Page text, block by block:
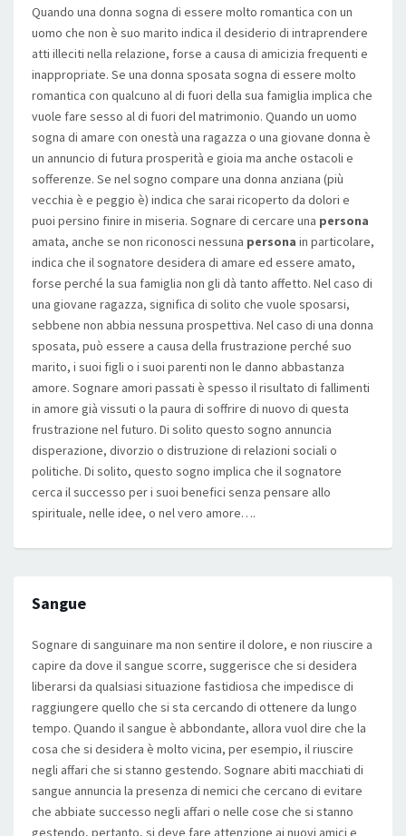
Quando una donna sogna di essere molto romantica con un
uomo che non è suo marito indica il desiderio di intraprendere
atti illeciti nella relazione, forse a causa di amicizia frequenti e
inappropriate. Se una donna sposata sogna di essere molto
romantica con qualcuno al di fuori della sua famiglia implica che
vuole fare sesso al di fuori del matrimonio. Quando un uomo
sogna di amare con onestà una ragazza o una giovane donna è
un annuncio di futura prosperità e gioia ma anche ostacoli e
sofferenze. Se nel sogno compare una donna anziana (più
vecchia è e peggio è) indica che sarai ricoperto da dolori e
puoi persino finire in miseria. Sognare di cercare una persona
amata, anche se non riconosci nessuna persona in particolare,
indica che il sognatore desidera di amare ed essere amato,
forse perché la sua famiglia non gli dà tanto affetto. Nel caso di
una giovane ragazza, significa di solito che vuole sposarsi,
sebbene non abbia nessuna prospettiva. Nel caso di una donna
sposata, può essere a causa della frustrazione perché suo
marito, i suoi figli o i suoi parenti non le danno abbastanza
amore. Sognare amori passati è spesso il risultato di fallimenti
in amore già vissuti o la paura di soffrire di nuovo di questa
frustrazione nel futuro. Di solito questo sogno annuncia
disperazione, divorzio o distruzione di relazioni sociali o
politiche. Di solito, questo sogno implica che il sognatore
cerca il successo per i suoi benefici senza pensare allo
spirituale, nelle idee, o nel vero amore….
Sangue
Sognare di sanguinare ma non sentire il dolore, e non riuscire a
capire da dove il sangue scorre, suggerisce che si desidera
liberarsi da qualsiasi situazione fastidiosa che impedisce di
raggiungere quello che si sta cercando di ottenere da lungo
tempo. Quando il sangue è abbondante, allora vuol dire che la
cosa che si desidera è molto vicina, per esempio, il riuscire
negli affari che si stanno gestendo. Sognare abiti macchiati di
sangue annuncia la presenza di nemici che cercano di evitare
che abbiate successo negli affari o nelle cose che si stanno
gestendo, pertanto, si deve fare attenzione ai nuovi amici e